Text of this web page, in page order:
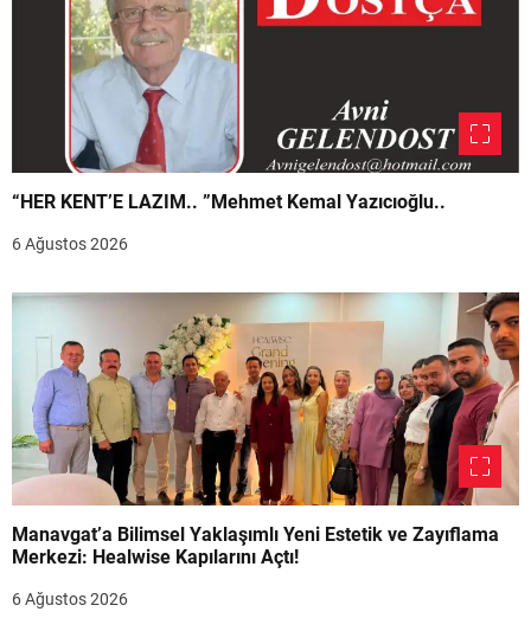
“HER KENT’E LAZIM.. ”Mehmet Kemal Yazıcıoğlu..
6 Ağustos 2026
Manavgat’a Bilimsel Yaklaşımlı Yeni Estetik ve Zayıflama
Merkezi: Healwise Kapılarını Açtı!
6 Ağustos 2026